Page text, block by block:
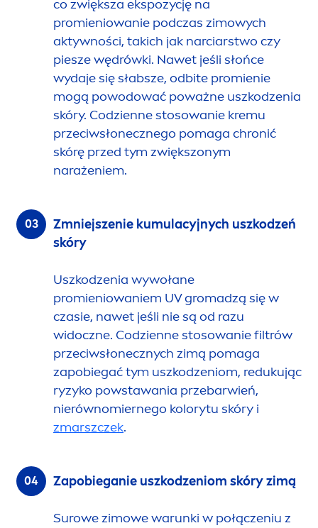
co zwiększa ekspozycję na
promieniowanie podczas zimowych
aktywności, takich jak narciarstwo czy
piesze wędrówki. Nawet jeśli słońce
wydaje się słabsze, odbite promienie
mogą powodować poważne uszkodzenia
skóry. Codzienne stosowanie kremu
przeciwsłonecznego pomaga chronić
skórę przed tym zwiększonym
narażeniem.
Zmniejszenie kumulacyjnych uszkodzeń
skóry
Uszkodzenia wywołane
promieniowaniem UV gromadzą się w
czasie, nawet jeśli nie są od razu
widoczne. Codzienne stosowanie filtrów
przeciwsłonecznych zimą pomaga
zapobiegać tym uszkodzeniom, redukując
ryzyko powstawania przebarwień,
nierównomiernego kolorytu skóry i
zmarszczek.
Zapobieganie uszkodzeniom skóry zimą
Surowe zimowe warunki w połączeniu z